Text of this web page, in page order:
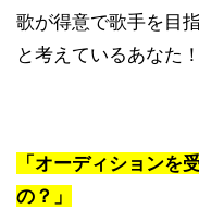
歌が得意で歌手を目
と考えているあなた！
「オーディションを
の？」